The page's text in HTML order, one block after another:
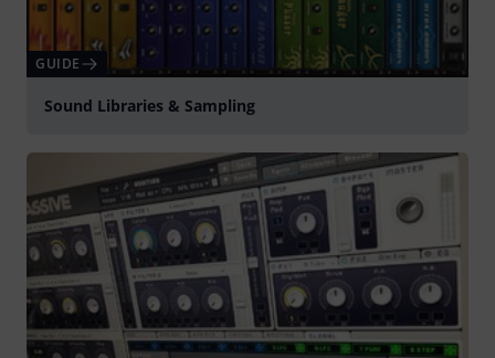
GUIDE
Sound Libraries & Sampling